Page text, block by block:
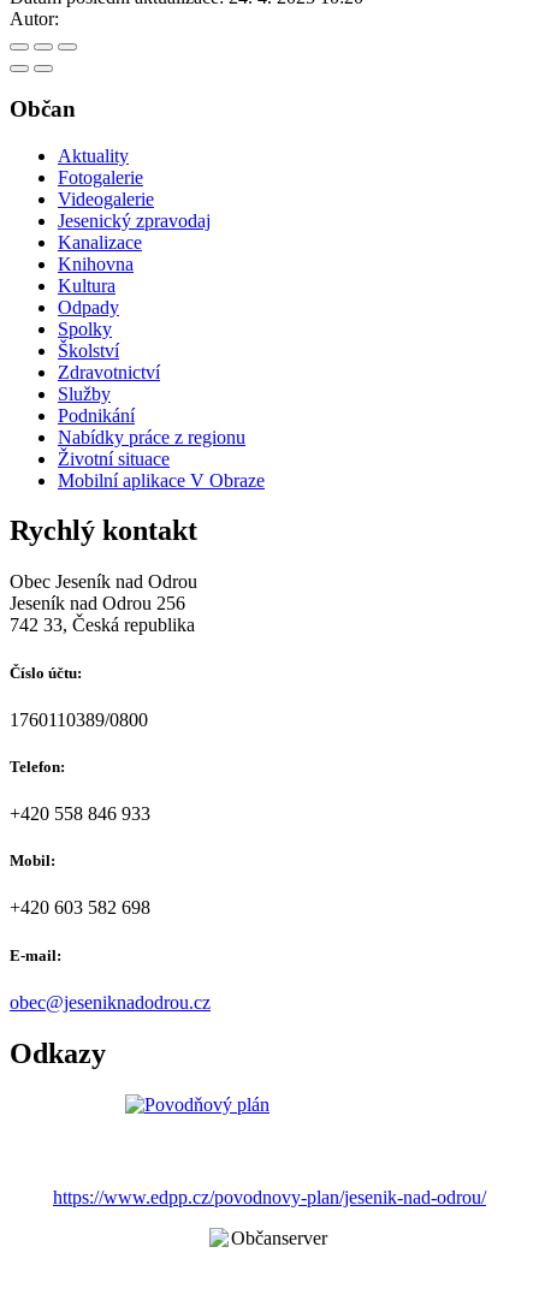
Autor:
Občan
Aktuality
Fotogalerie
Videogalerie
Jesenický zpravodaj
Kanalizace
Knihovna
Kultura
Odpady
Spolky
Školství
Zdravotnictví
Služby
Podnikání
Nabídky práce z regionu
Životní situace
Mobilní aplikace V Obraze
Rychlý kontakt
Obec Jeseník nad Odrou
Jeseník nad Odrou 256
742 33, Česká republika
Číslo účtu:
1760110389/0800
Telefon:
+420 558 846 933
Mobil:
+420 603 582 698
E-mail:
obec@jeseniknadodrou.cz
Odkazy
https://www.edpp.cz/povodnovy-plan/jesenik-nad-odrou/